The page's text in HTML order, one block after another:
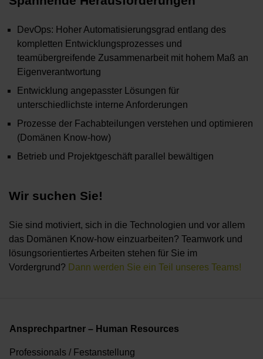
DevOps: Hoher Automatisierungsgrad entlang des
kompletten Entwicklungsprozesses und
teamübergreifende Zusammenarbeit mit hohem Maß an
Eigenverantwortung
Entwicklung angepasster Lösungen für
unterschiedlichste interne Anforderungen
Prozesse der Fachabteilungen verstehen und optimieren
(Domänen Know-how)
Betrieb und Projektgeschäft parallel bewältigen
Wir suchen Sie!
Sie sind motiviert, sich in die Technologien und vor allem
das Domänen Know-how einzuarbeiten? Teamwork und
lösungsorientiertes Arbeiten stehen für Sie im
Vordergrund? Dann werden Sie ein Teil unseres Teams!
Ansprechpartner – Human Resources
Professionals / Festanstellung